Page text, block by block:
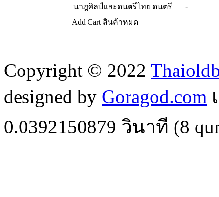
นาฎศิลป์และดนตรีไทย ดนตรี
-
Add Cart สินค้าหมด
Copyright © 2022
designed by Goragod.com
0.0392150879 วินาที (8